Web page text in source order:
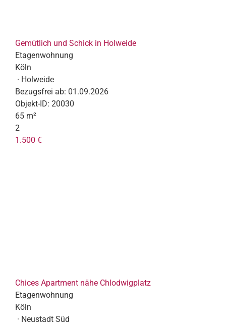
Gemütlich und Schick in Holweide
Etagenwohnung
Köln
· Holweide
Bezugsfrei ab: 01.09.2026
Objekt-ID: 20030
65 m²
2
1.500 €
Chices Apartment nähe Chlodwigplatz
Etagenwohnung
Köln
· Neustadt Süd